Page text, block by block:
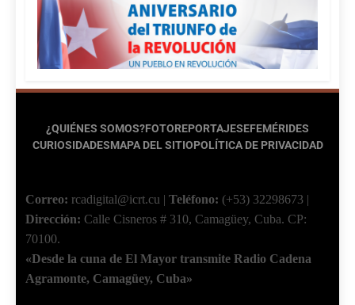
¿QUIÉNES SOMOS?FOTOREPORTAJESEFEMÉRIDES
CURIOSIDADESMAPA DEL SITIOPOLÍTICA DE PRIVACIDAD
Correo: rcadigital@icrt.cu Teléfono: (+53) 32298673
Dirección: Calle Cisneros # 310, Camagüey, Cuba. CP:
70100.
«Desde la cuna de El Mayor transmite Radio Cadena
Agramonte, Camagüey, Cuba»